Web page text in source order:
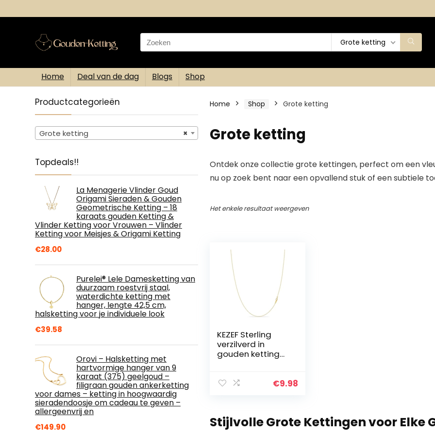
Search
for:
Grote ketting
Home Deal van de dag Blogs Shop
Productcategorieën
×
Grote ketting
Topdeals!!
La Menagerie Vlinder Goud
Origami Sieraden & Gouden
Geometrische Ketting – 18
karaats gouden Ketting &
Vlinder Ketting voor Vrouwen – Vlinder
Ketting voor Meisjes & Origami Ketting
€28.00
Purelei® Lele Damesketting van
duurzaam roestvrij staal,
waterdichte ketting met
hanger, lengte 42,5 cm,
halsketting voor je individuele look
€39.58
Orovi – Halsketting met
hartvormige hanger van 9
karaat (375) geelgoud –
filigraan gouden ankerketting
voor dames – ketting in hoogwaardig
sieradendoosje om cadeau te geven –
allergeenvrij en
€149.90
Home Shop Grote ketting
Grote ketting
Ontdek onze collectie grote kettingen, perfect om een
nu op zoek bent naar een opvallend stuk of een subtiele
Het enkele resultaat weergeven
KEZEF Sterling
verzilverd in
gouden ketting
ketting | 1,3 mm
voor vrouwen |
Italiaans
€9.98
Stijlvolle Grote Kettingen voor Elke